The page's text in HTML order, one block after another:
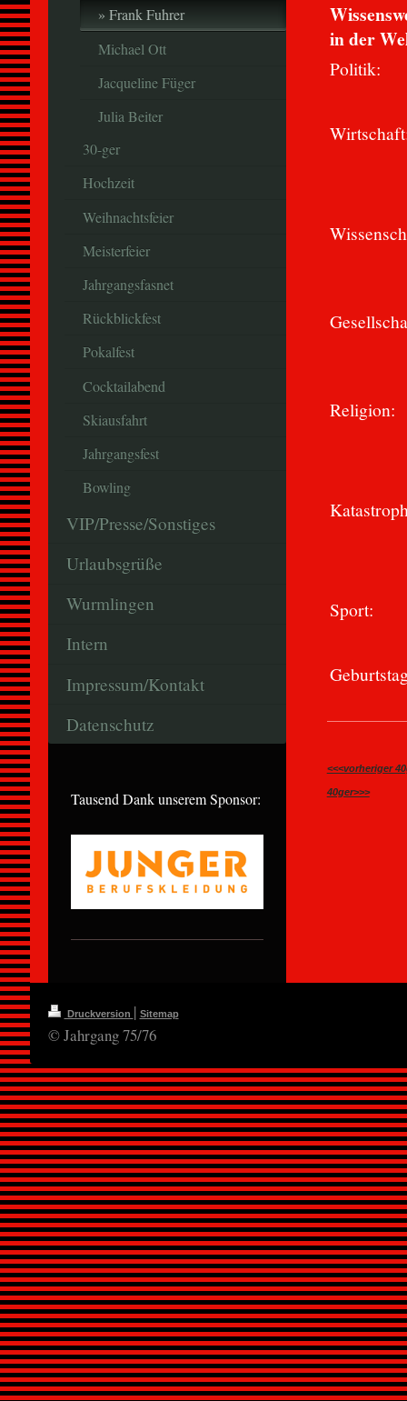
in der
Politik:
Religion:
Sport:
<<<vorheriger
40ger>>>
Frank Fuhrer
Michael Ott
Jacqueline Füger
Julia Beiter
30-ger
Hochzeit
Weihnachtsfeier
Meisterfeier
Jahrgangsfasnet
Rückblickfest
Pokalfest
Cocktailabend
Skiausfahrt
Jahrgangsfest
Bowling
VIP/Presse/Sonstiges
Urlaubsgrüße
Wurmlingen
Intern
Impressum/Kontakt
Datenschutz
Tausend Dank unserem Sponsor:
Druckversion | Sitemap
© Jahrgang 75/76